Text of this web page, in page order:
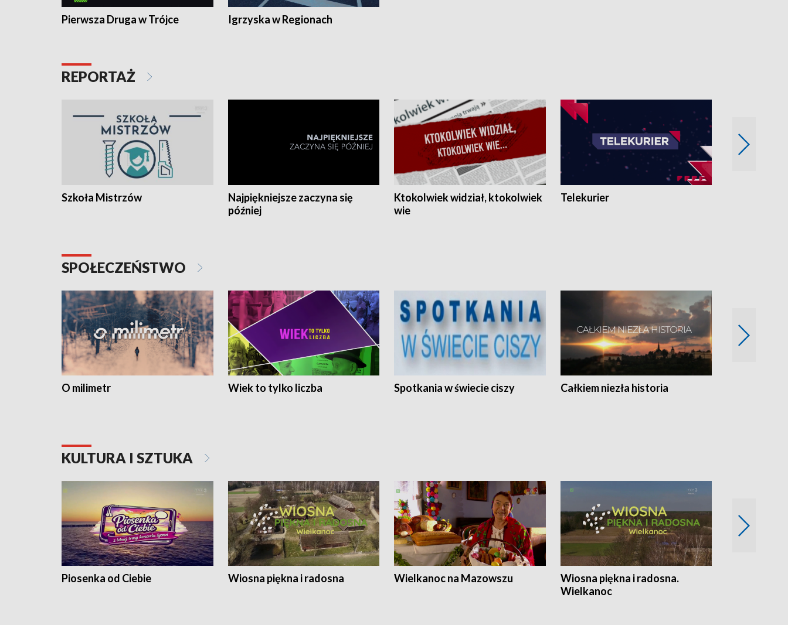
Pierwsza Druga w Trójce Igrzyska w Regionach
REPORTAŻ
Szkoła Mistrzów
Najpiękniejsze zaczyna się
później
Ktokolwiek widział, ktokolwiek
wie
Telekurier
SPOŁECZEŃSTWO
O milimetr Wiek to tylko liczba Spotkania w świecie ciszy Całkiem niezła historia
KULTURA I SZTUKA
Piosenka od Ciebie Wiosna piękna i radosna Wielkanoc na Mazowszu
Wiosna piękna i radosna.
Wielkanoc